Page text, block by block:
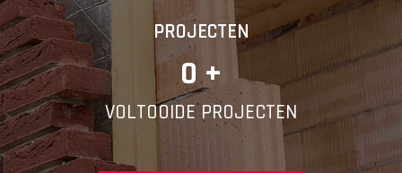
PROJECTEN
0 +
VOLTOOIDE PROJECTEN